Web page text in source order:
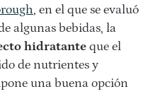
, en el que se evaluó
algunas bebidas, la
hidratante que el
de nutrientes y
una buena opción